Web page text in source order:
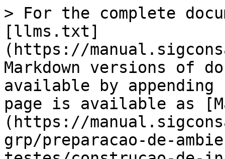
> For the complete
[llms.txt]
(https://
Markdown versions of
available by
page is available as
(https://
grp/preparacao-de-